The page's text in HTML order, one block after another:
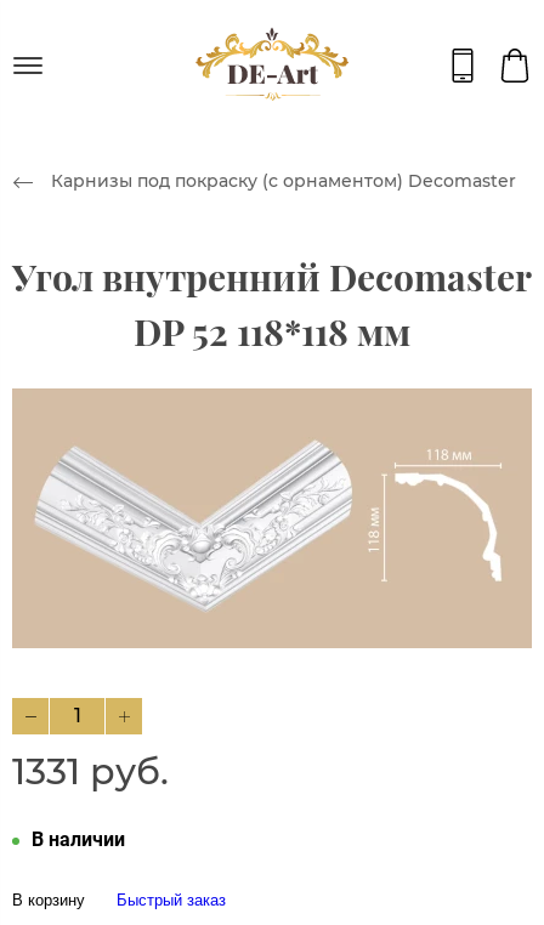
Карнизы под покраску (с орнаментом) Decomaster
Угол внутренний Decomaster
DP 52 118*118 мм
1331 руб.
В наличии
В корзину Быстрый заказ